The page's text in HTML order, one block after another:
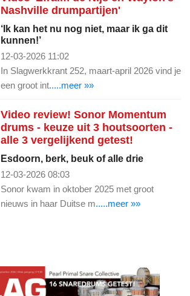
Nashville drumpartijen'
‘Ik kan het nu nog niet, maar ik ga dit
kunnen!’
12-03-2026 11:02
In Slagwerkkrant 252, maart-april 2026 vind je
een groot int.....meer »»
Video review! Sonor Momentum
drums - keuze uit 3 houtsoorten -
alle 3 vergelijkend getest!
Esdoorn, berk, beuk of alle drie
12-03-2026 08:03
Sonor kwam in oktober 2025 met groot
nieuws in haar Duitse m.....meer »»